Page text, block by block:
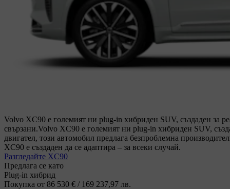
Volvo XC90 е големият ни plug-in хибриден SUV, създаден за
свързани.Volvo XC90 е големият ни plug-in хибриден SUV,
двигател, този автомобил предлага безпроблемна
XC90 е създаден да се адаптира – за всеки случай.
Разгледайте XC90
Предлага се като
Plug-in хибрид
Покупка от 86 530 € / 169 237,97 лв.